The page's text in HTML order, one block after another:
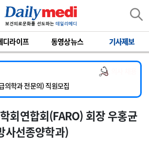
디라이프 동영상뉴스 기사제보
하반기 인턴 모집
통증의학과 임기제 임상의사 채용
소년과(소아응급전담) 계약직 의사 공개채용
의학과 전문의) 직원모집
전공의(레지던트1년차) 모집
하반기 인턴 모집
통증의학과 임기제 임상의사 채용
회연합회(FARO) 회장 우홍균
사선종양학과)